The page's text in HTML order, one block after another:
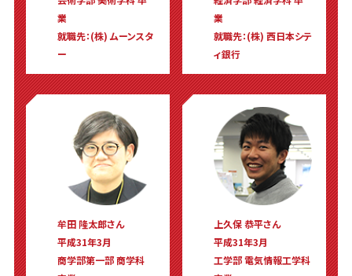
業
就職先：(株) ムーンスタ
ー
業
就職先：(株) 西日本シテ
ィ銀行
牟田 隆太郎さん
平成31年3月
商学部第一部 商学科
上久保 恭平さん
平成31年3月
工学部 電気情報工学科